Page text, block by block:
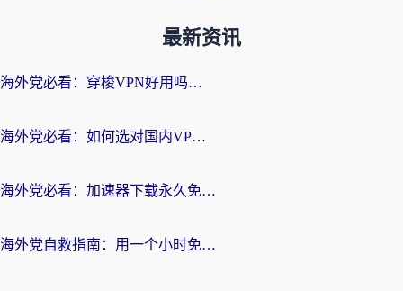
最新资讯
海外党必看：穿梭VPN好用吗？和云帆VPN对比哪个回国效果更好？附真实测评+避坑指南
海外党必看：如何选对国内VPN，实现无缝访问国内资源？
海外党必看：加速器下载永久免费版真的存在吗？教你无缝访问国内资源的正确姿势
海外党自救指南：用一个小时免费加速器，轻松打破国内资源访问壁垒？